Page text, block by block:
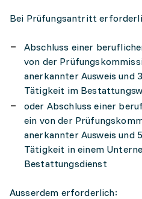
Bei Prüfungsantritt
Abschluss einer
von der
anerkannter Ausweis und
Tätigkeit im
oder Abschluss einer
ein von der
anerkannter Ausweis und
Tätigkeit in einem
Bestattungsdienst
Ausserdem erforderlich: